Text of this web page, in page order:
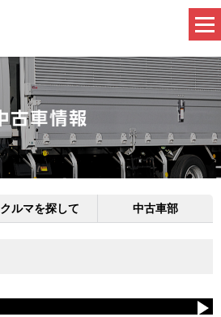
クルマを探して 中古車部